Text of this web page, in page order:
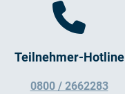
Teilnehmer-Hotline
0800 / 2662283